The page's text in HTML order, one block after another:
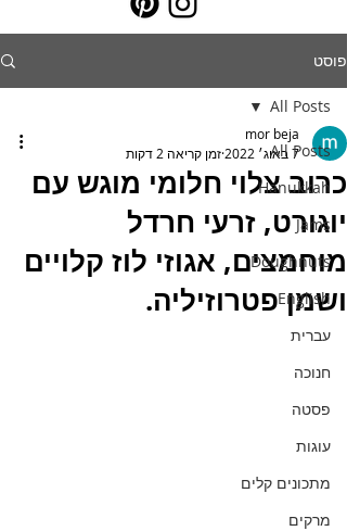
פוסט
All Posts
Hanukkah
Jams
Doughnuts
English
עברית
חנוכה
פסטה
עוגות
מתכונים קלים
מרקים
All Posts
כרוב צלוי חלומי מוגש עם
יוגורט, זרעי חרדל
מוחמצים, אגוזי לוז קלויים
ושמן פטרוזיליה.
mor beja
7 באוג׳ 2022
זמן קריאה 2 דקות